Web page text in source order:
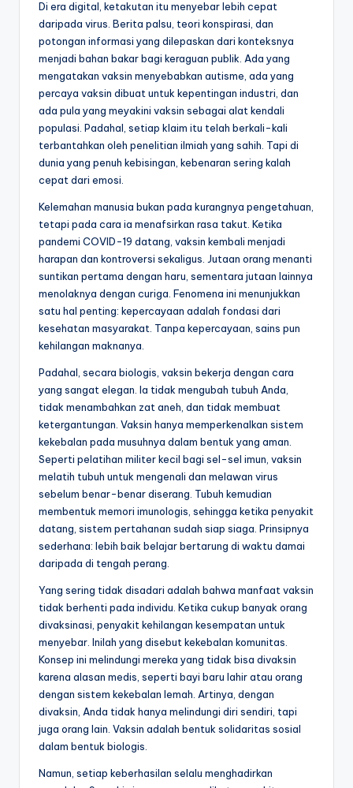
Di era digital, ketakutan itu menyebar lebih cepat
daripada virus. Berita palsu, teori konspirasi, dan
potongan informasi yang dilepaskan dari konteksnya
menjadi bahan bakar bagi keraguan publik. Ada yang
mengatakan vaksin menyebabkan autisme, ada yang
percaya vaksin dibuat untuk kepentingan industri, dan
ada pula yang meyakini vaksin sebagai alat kendali
populasi. Padahal, setiap klaim itu telah berkali-kali
terbantahkan oleh penelitian ilmiah yang sahih. Tapi di
dunia yang penuh kebisingan, kebenaran sering kalah
cepat dari emosi.
Kelemahan manusia bukan pada kurangnya pengetahuan,
tetapi pada cara ia menafsirkan rasa takut. Ketika
pandemi COVID-19 datang, vaksin kembali menjadi
harapan dan kontroversi sekaligus. Jutaan orang menanti
suntikan pertama dengan haru, sementara jutaan lainnya
menolaknya dengan curiga. Fenomena ini menunjukkan
satu hal penting: kepercayaan adalah fondasi dari
kesehatan masyarakat. Tanpa kepercayaan, sains pun
kehilangan maknanya.
Padahal, secara biologis, vaksin bekerja dengan cara
yang sangat elegan. Ia tidak mengubah tubuh Anda,
tidak menambahkan zat aneh, dan tidak membuat
ketergantungan. Vaksin hanya memperkenalkan sistem
kekebalan pada musuhnya dalam bentuk yang aman.
Seperti pelatihan militer kecil bagi sel-sel imun, vaksin
melatih tubuh untuk mengenali dan melawan virus
sebelum benar-benar diserang. Tubuh kemudian
membentuk memori imunologis, sehingga ketika penyakit
datang, sistem pertahanan sudah siap siaga. Prinsipnya
sederhana: lebih baik belajar bertarung di waktu damai
daripada di tengah perang.
Yang sering tidak disadari adalah bahwa manfaat vaksin
tidak berhenti pada individu. Ketika cukup banyak orang
divaksinasi, penyakit kehilangan kesempatan untuk
menyebar. Inilah yang disebut kekebalan komunitas.
Konsep ini melindungi mereka yang tidak bisa divaksin
karena alasan medis, seperti bayi baru lahir atau orang
dengan sistem kekebalan lemah. Artinya, dengan
divaksin, Anda tidak hanya melindungi diri sendiri, tapi
juga orang lain. Vaksin adalah bentuk solidaritas sosial
dalam bentuk biologis.
Namun, setiap keberhasilan selalu menghadirkan